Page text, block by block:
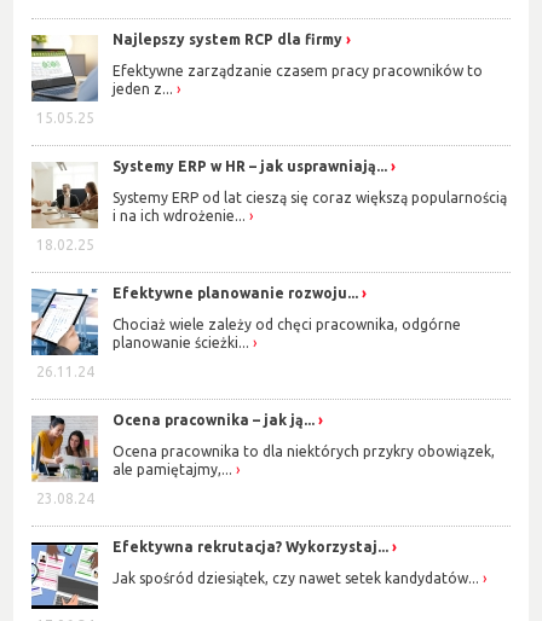
15.05.25
Najlepszy system RCP dla firmy
Efektywne zarządzanie czasem pracy pracowników to
jeden z...
18.02.25
Systemy ERP w HR – jak usprawniają...
Systemy ERP od lat cieszą się coraz większą popularnością
i na ich wdrożenie...
26.11.24
Efektywne planowanie rozwoju...
Chociaż wiele zależy od chęci pracownika, odgórne
planowanie ścieżki...
23.08.24
Ocena pracownika – jak ją...
Ocena pracownika to dla niektórych przykry obowiązek,
ale pamiętajmy,...
Efektywna rekrutacja? Wykorzystaj...
Jak spośród dziesiątek, czy nawet setek kandydatów...